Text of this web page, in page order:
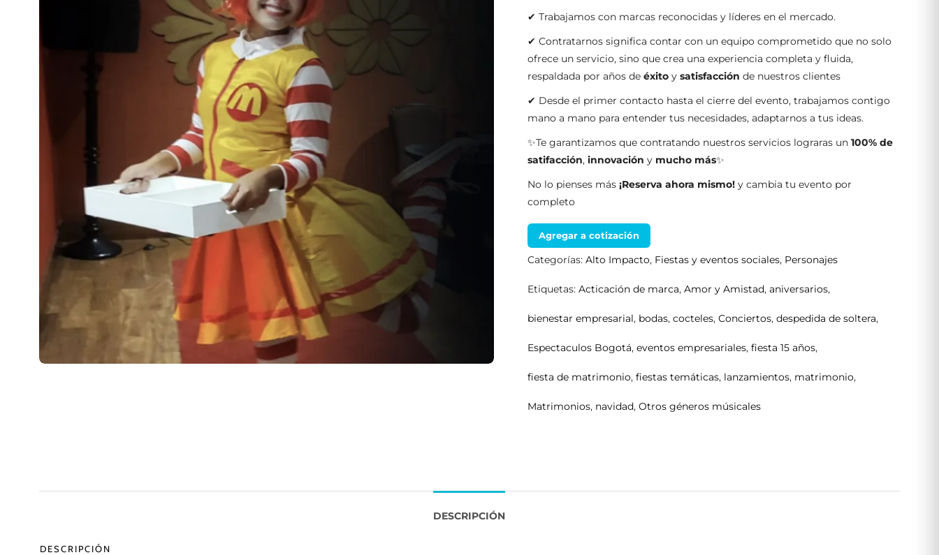
✔ Trabajamos con marcas reconocidas y líderes en el mercado.
✔ Contratarnos significa contar con un equipo comprometido que no solo
ofrece un servicio, sino que crea una experiencia completa y fluida,
respaldada por años deéxito ysatisfacción de nuestros clientes
✔ Desde el primer contacto hasta el cierre del evento, trabajamos contigo
mano a mano para entender tus necesidades, adaptarnos a tus ideas.
✨Te garantizamos que contratando nuestros servicios lograras un100% de
satifacción,innovación y mucho más✨
No lo pienses más¡Reserva ahora mismo! y cambia tu evento por
completo
Agregar a cotización
Categorías:Alto Impacto, Fiestas y eventos sociales, Personajes
Etiquetas:Acticación de marca,Amor y Amistad,aniversarios,
bienestar empresarial, bodas,cocteles,Conciertos,despedida de soltera,
Espectaculos Bogotá,eventos empresariales,fiesta 15 años,
fiesta de matrimonio,fiestas temáticas, lanzamientos, matrimonio,
Matrimonios, navidad,Otros géneros músicales
DESCRIPCIÓN
DESCRIPCIÓN